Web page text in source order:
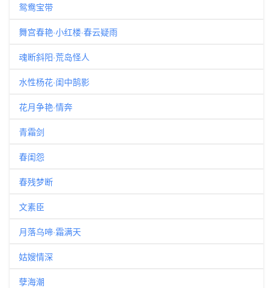
鸳鸯宝带
舞宫春艳·小红楼·春云疑雨
魂断斜阳·荒岛怪人
水性杨花·闺中鹄影
花月争艳·情奔
青霜剑
春闺怨
春残梦断
文素臣
月落乌啼·霜满天
姑嫂情深
孽海潮